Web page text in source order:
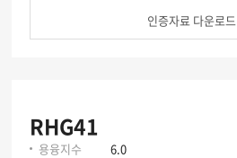
인증자료 다운로드
RHG41
용융지수
6.0